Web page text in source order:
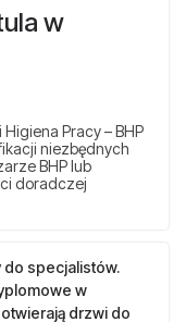
w
Pracy – BHP
niezbędnych
BHP lub
doradczej
do specjalistów.
w
drzwi do